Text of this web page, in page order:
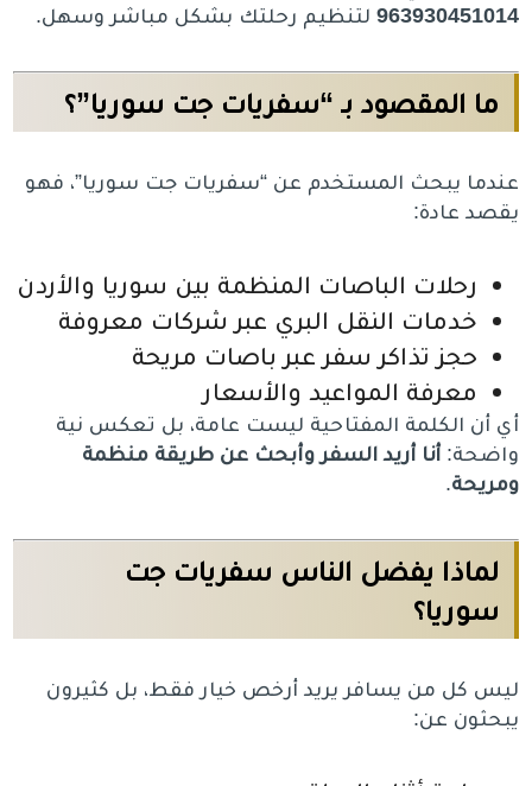
963930451014 لتنظيم رحلتك بشكل مباشر وسهل.
ما المقصود بـ “سفريات جت سوريا”؟
عندما يبحث المستخدم عن “سفريات جت سوريا”، فهو
يقصد عادة:
رحلات الباصات المنظمة بين سوريا والأردن
خدمات النقل البري عبر شركات معروفة
حجز تذاكر سفر عبر باصات مريحة
معرفة المواعيد والأسعار
أي أن الكلمة المفتاحية ليست عامة، بل تعكس نية
واضحة:أنا أريد السفر وأبحث عن طريقة منظمة
ومريحة.
لماذا يفضل الناس سفريات جت
سوريا؟
ليس كل من يسافر يريد أرخص خيار فقط، بل كثيرون
يبحثون عن: